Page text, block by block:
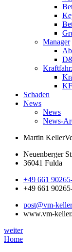
Manager
Schaden
News
News
News-
Martin Keller
Neuenberger
36041 Fulda
+49 661
+49 661
post@vm-
www.vm-
weiter
Home